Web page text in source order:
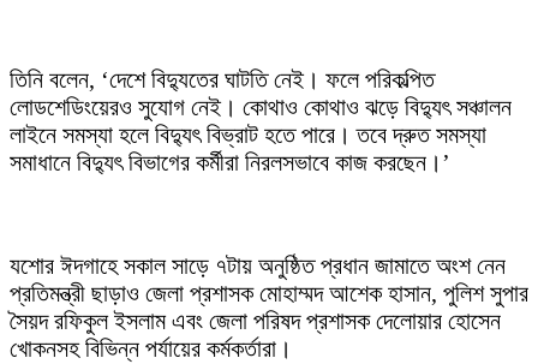
তিনি বলেন, ‘দেশে বিদ্যুতের ঘাটতি নেই। ফলে পরিকল্পিত
লোডশেডিংয়েরও সুযোগ নেই। কোথাও কোথাও ঝড়ে বিদ্যুৎ সঞ্চালন
লাইনে সমস্যা হলে বিদ্যুৎ বিভ্রাট হতে পারে। তবে দ্রুত সমস্যা
সমাধানে বিদ্যুৎ বিভাগের কর্মীরা নিরলসভাবে কাজ করছেন।’
যশোর ঈদগাহে সকাল সাড়ে ৭টায় অনুষ্ঠিত প্রধান জামাতে অংশ নেন
প্রতিমন্ত্রী ছাড়াও জেলা প্রশাসক মোহাম্মদ আশেক হাসান, পুলিশ সুপার
সৈয়দ রফিকুল ইসলাম এবং জেলা পরিষদ প্রশাসক দেলোয়ার হোসেন
খোকনসহ বিভিন্ন পর্যায়ের কর্মকর্তারা।